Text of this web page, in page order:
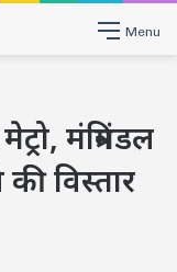
Menu
मंत्रिमंडल
विस्तार